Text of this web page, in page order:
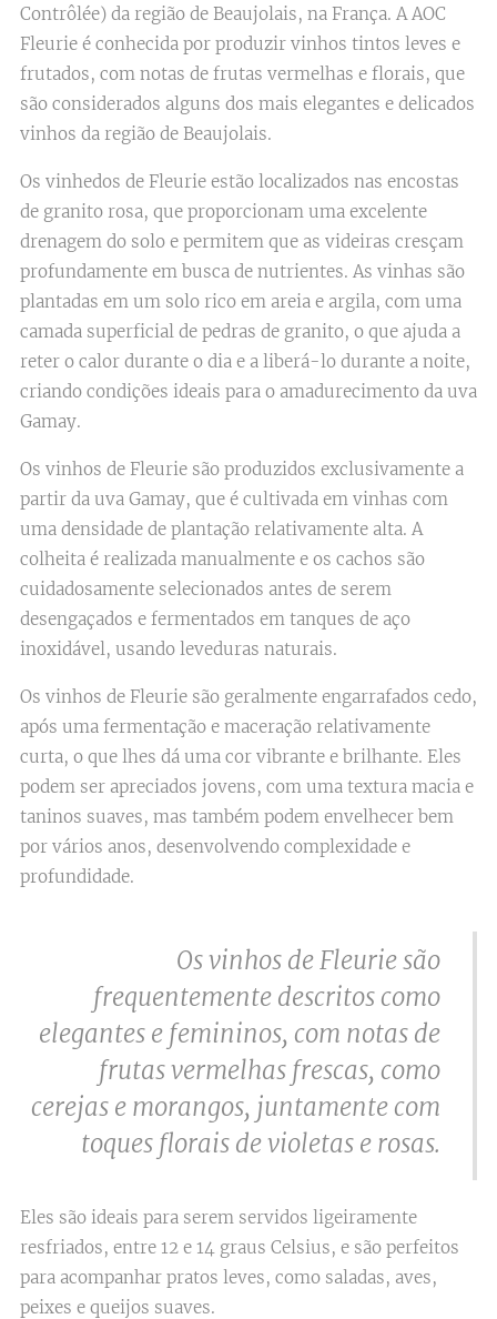
Contrôlée) da região de Beaujolais, na França. A AOC
Fleurie é conhecida por produzir vinhos tintos leves e
frutados, com notas de frutas vermelhas e florais, que
são considerados alguns dos mais elegantes e delicados
vinhos da região de Beaujolais.
Os vinhedos de Fleurie estão localizados nas encostas
de granito rosa, que proporcionam uma excelente
drenagem do solo e permitem que as videiras cresçam
profundamente em busca de nutrientes. As vinhas são
plantadas em um solo rico em areia e argila, com uma
camada superficial de pedras de granito, o que ajuda a
reter o calor durante o dia e a liberá-lo durante a noite,
criando condições ideais para o amadurecimento da uva
Gamay.
Os vinhos de Fleurie são produzidos exclusivamente a
partir da uva Gamay, que é cultivada em vinhas com
uma densidade de plantação relativamente alta. A
colheita é realizada manualmente e os cachos são
cuidadosamente selecionados antes de serem
desengaçados e fermentados em tanques de aço
inoxidável, usando leveduras naturais.
Os vinhos de Fleurie são geralmente engarrafados cedo,
após uma fermentação e maceração relativamente
curta, o que lhes dá uma cor vibrante e brilhante. Eles
podem ser apreciados jovens, com uma textura macia e
taninos suaves, mas também podem envelhecer bem
por vários anos, desenvolvendo complexidade e
profundidade.
Os vinhos de Fleurie são
frequentemente descritos como
elegantes e femininos, com notas de
frutas vermelhas frescas, como
cerejas e morangos, juntamente com
toques florais de violetas e rosas.
Eles são ideais para serem servidos ligeiramente
resfriados, entre 12 e 14 graus Celsius, e são perfeitos
para acompanhar pratos leves, como saladas, aves,
peixes e queijos suaves.